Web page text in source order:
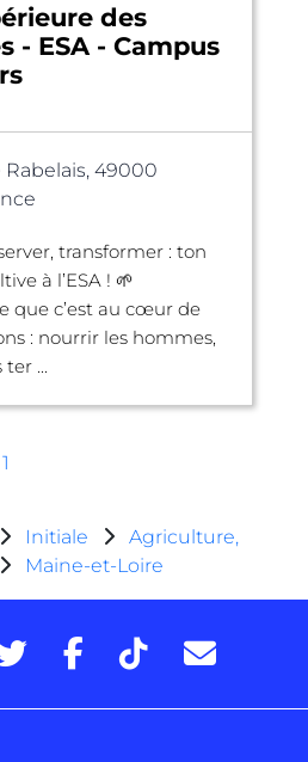
des
- ESA - Campus
Rabelais, 49000
transformer : ton
à l’ESA ! 🌱
que c’est au cœur de
: nourrir les hommes,
ter ...
1
Initiale
Agriculture,
Maine-et-Loire